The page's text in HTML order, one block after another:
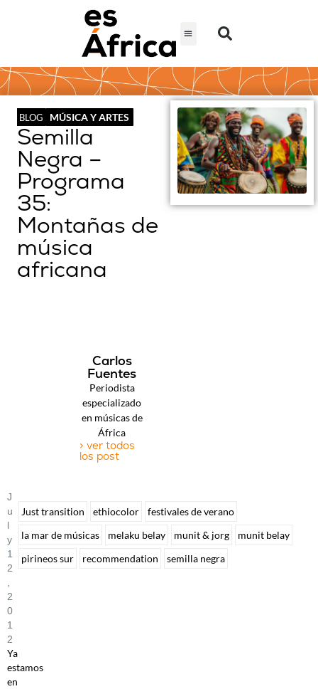
BLOG MÚSICA Y ARTES
Semilla
Negra –
Programa
35:
Montañas de
música
africana
Carlos
Fuentes
Periodista
especializado
en músicas de
África
> ver todos
los post
J
U
L
Y
1
2
2
0
1
2
Ya
estamos
en
Just transition ethiocolor
festivales de verano
la mar de músicas
melaku belay munit & jorg
munit belay
pirineos sur
recommendation semilla negra